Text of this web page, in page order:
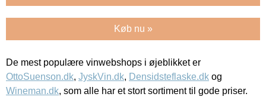
Køb nu »
De mest populære vinwebshops i øjeblikket er
OttoSuenson.dk, JyskVin.dk, Densidsteflaske.dk og
Wineman.dk, som alle har et stort sortiment til gode priser.